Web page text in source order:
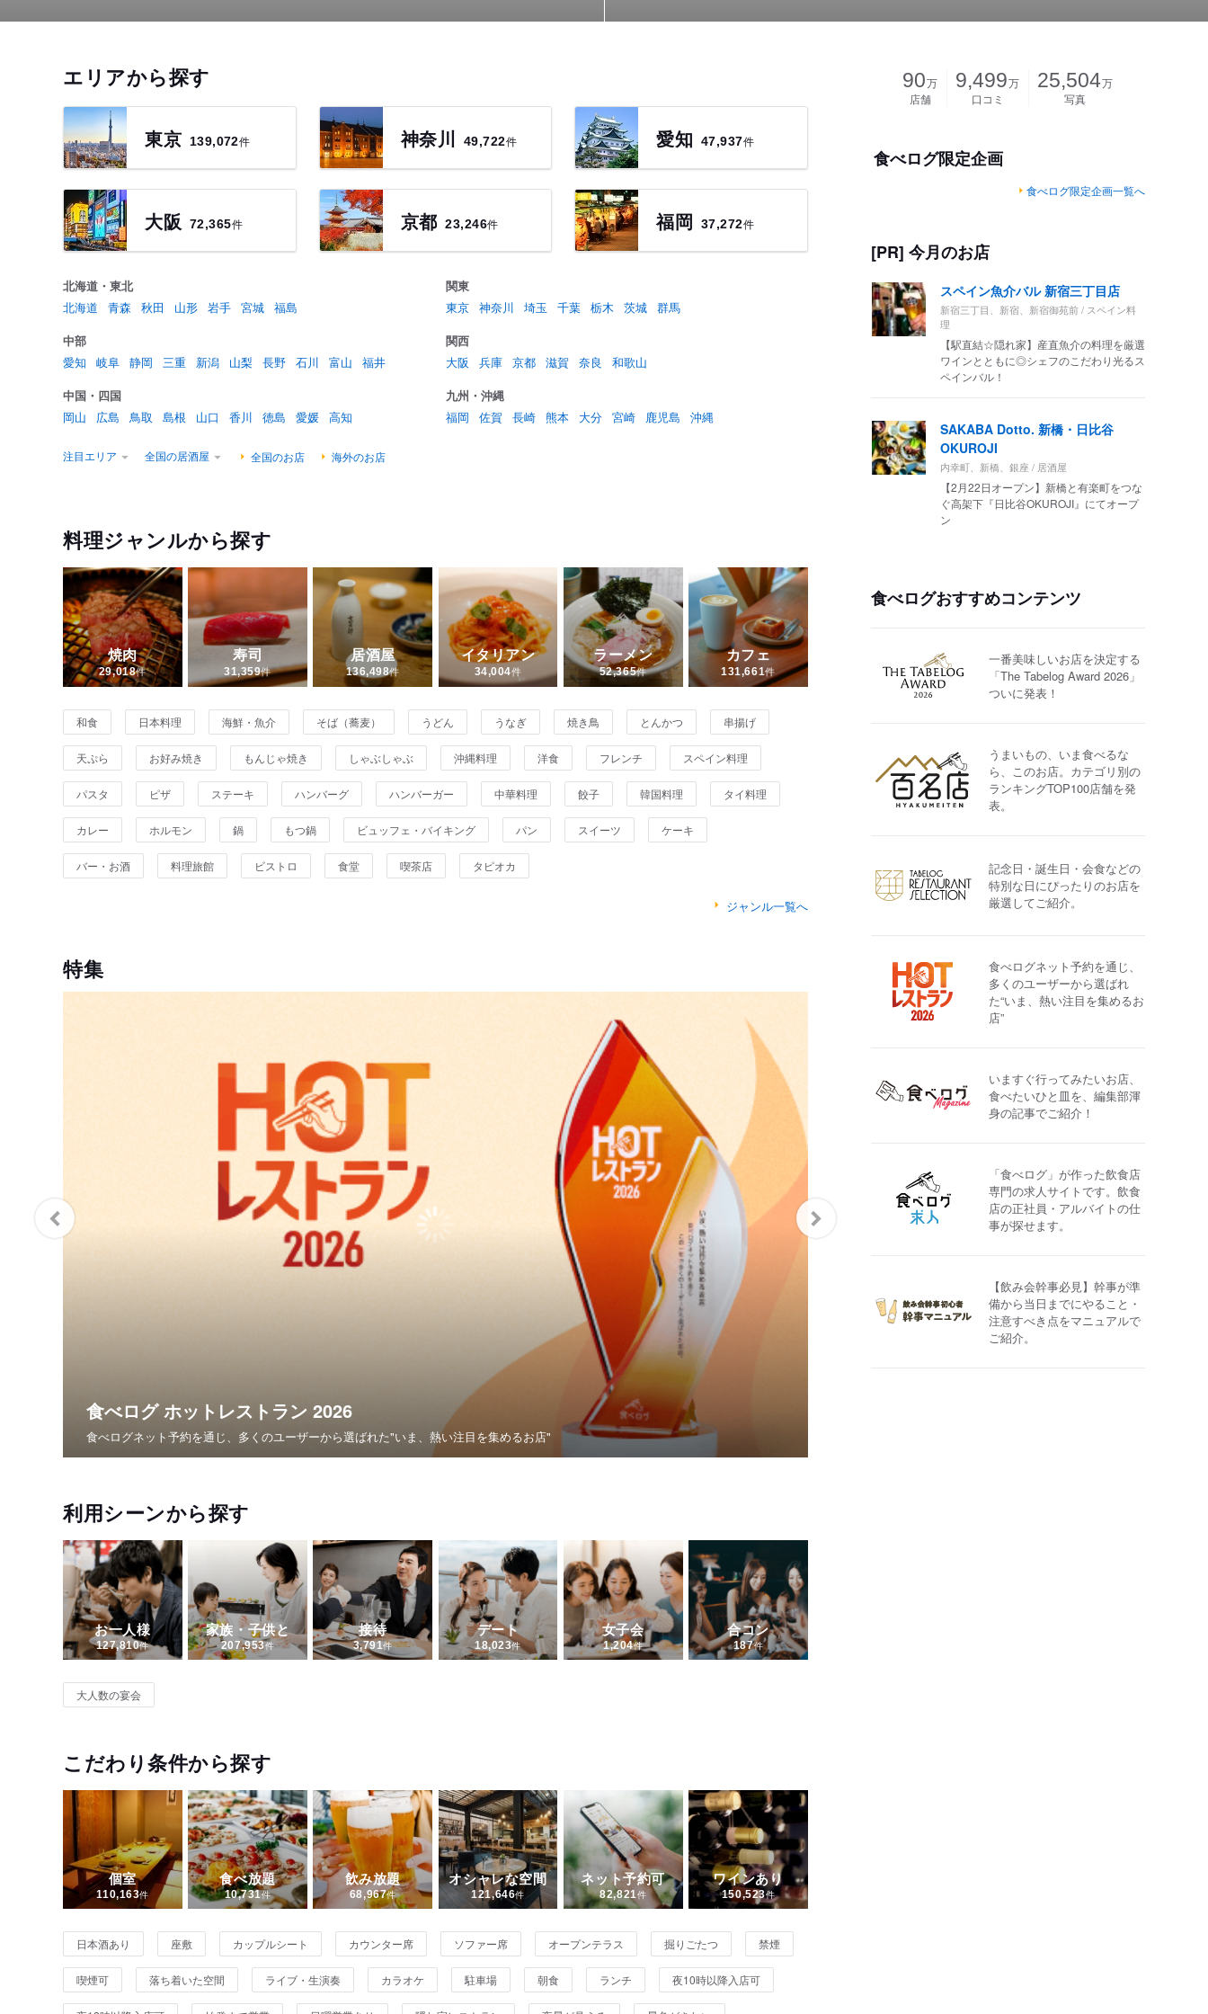
エリアから探す
東京 139,072件 神奈川 49,722件 愛知 47,937件
大阪 72,365件 京都 23,246件 福岡 37,272件
北海道・東北
北海道
青森 秋田 山形 岩手 宮城 福島
中部
愛知
岐阜 静岡 三重 新潟 山梨 長野 石川 富山
福井
中国・四国
岡山
広島 鳥取 島根 山口 香川 徳島 愛媛 高知
関東
東京 神奈川 埼玉 千葉 栃木 茨城 群馬
関西
大阪
兵庫 京都 滋賀 奈良
和歌山
九州・沖縄
福岡
佐賀 長崎 熊本 大分 宮崎 鹿児島 沖縄
注目エリア 全国の居酒屋 全国のお店 海外のお店
料理ジャンルから探す
焼肉
29,018件
寿司
31,359件
居酒屋
136,498件
イタリアン
34,004件
ラーメン
52,365件
カフェ
131,661件
和食 日本料理 海鮮・魚介 そば（蕎麦） うどん うなぎ 焼き鳥 とんかつ 串揚げ
天ぷら お好み焼き もんじゃ焼き しゃぶしゃぶ 沖縄料理 洋食 フレンチ スペイン料理
パスタ ピザ ステーキ ハンバーグ ハンバーガー 中華料理 餃子 韓国料理 タイ料理
カレー ホルモン 鍋 もつ鍋 ビュッフェ・バイキング パン スイーツ ケーキ
バー・お酒 料理旅館 ビストロ 食堂 喫茶店 タピオカ
ジャンル一覧へ
特集
食べログ ホットレストラン 2026
食べログネット予約を通じ、多くのユーザーから選ばれた"いま、熱い注目を集めるお店"
利用シーンから探す
お一人様
127,810件
家族・子供と
207,953件
接待
3,791件
デート
18,023件
女子会
1,204件
合コン
187件
大人数の宴会
こだわり条件から探す
個室
110,163件
食べ放題
10,731件
飲み放題
68,967件
オシャレな空間
121,646件
ネット予約可
82,821件
ワインあり
150,523件
日本酒あり 座敷 カップルシート カウンター席 ソファー席 オープンテラス 掘りごたつ 禁煙
喫煙可 落ち着いた空間 ライブ・生演奏 カラオケ 駐車場 朝食 ランチ 夜10時以降入店可
90万
店舗
9,499万
口コミ
25,504万
写真
食べログ限定企画
食べログ限定企画一覧へ
[PR] 今月のお店
スペイン魚介バル 新宿三丁目店
新宿三丁目、新宿、新宿御苑前 / スペイン料
理
【駅直結☆隠れ家】産直魚介の料理を厳選
ワインとともに◎シェフのこだわり光るス
ペインバル！
SAKABA Dotto. 新橋・日比谷
OKUROJI
内幸町、新橋、銀座 / 居酒屋
【2月22日オープン】新橋と有楽町をつな
ぐ高架下『日比谷OKUROJI』にてオープ
ン
食べログおすすめコンテンツ
一番美味しいお店を決定する
「The Tabelog Award 2026」
ついに発表！
うまいもの、いま食べるな
ら、このお店。カテゴリ別の
ランキングTOP100店舗を発
表。
記念日・誕生日・会食などの
特別な日にぴったりのお店を
厳選してご紹介。
食べログネット予約を通じ、
多くのユーザーから選ばれ
た“いま、熱い注目を集めるお
店”
いますぐ行ってみたいお店、
食べたいひと皿を、編集部渾
身の記事でご紹介！
「食べログ」が作った飲食店
専門の求人サイトです。飲食
店の正社員・アルバイトの仕
事が探せます。
【飲み会幹事必見】幹事が準
備から当日までにやること・
注意すべき点をマニュアルで
ご紹介。